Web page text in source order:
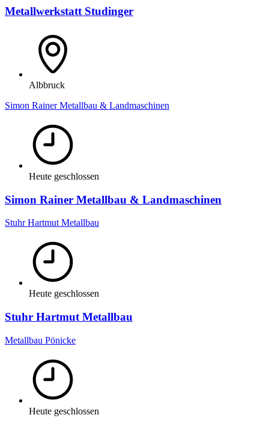
Metallwerkstatt Studinger
Albbruck
Simon Rainer Metallbau & Landmaschinen
Heute geschlossen
Simon Rainer Metallbau & Landmaschinen
Stuhr Hartmut Metallbau
Heute geschlossen
Stuhr Hartmut Metallbau
Metallbau Pönicke
Heute geschlossen